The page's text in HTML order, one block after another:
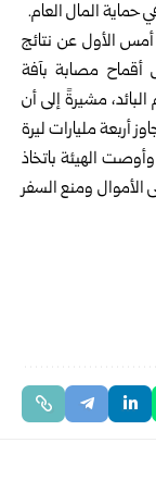
حماية المال العام.
أمس الأول عن نتائج
أقماح مصابة بآفة
البائد، مشيرةً إلى أن
أربعة مليارات ليرة
الهيئة باتخاذ
الأموال ومنع السفر